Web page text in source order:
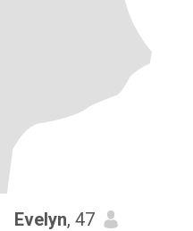
Evelyn, 47